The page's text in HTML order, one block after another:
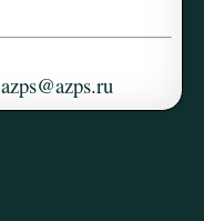
azps@azps.ru